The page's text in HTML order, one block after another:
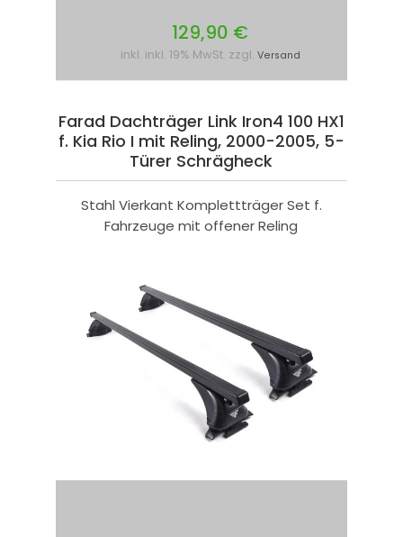
129,90 €
inkl. inkl. 19% MwSt. zzgl. Versand
Farad Dachträger Link Iron4 100 HX1
f. Kia Rio I mit Reling, 2000-2005, 5-
Türer Schrägheck
Stahl Vierkant Komplettträger Set f.
Fahrzeuge mit offener Reling